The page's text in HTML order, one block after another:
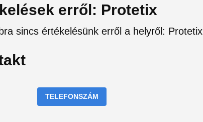
erről: Protetix
sincs értékelésünk erről a helyről: Protetix
TELEFONSZÁM